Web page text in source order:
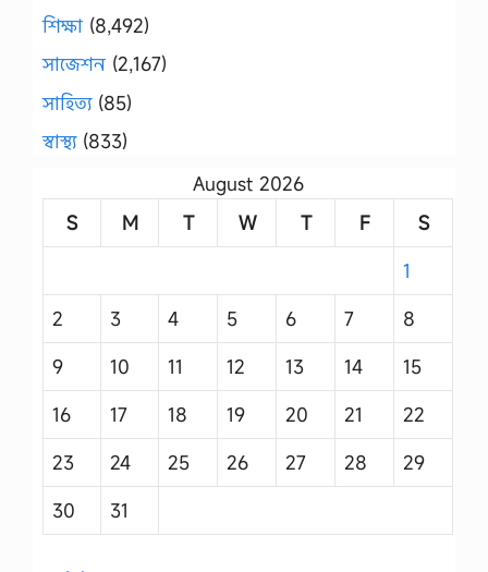
শিক্ষা (8,492)
সাজেশন (2,167)
সাহিত্য(85)
স্বাস্থ্য(833)
August 2026
S
M T W T F
S
1
2
3 4 5 6 7
8
9
10 11 12 13 14
15
16
17 18 19 20 21
22
23
24 25 26 27 28
29
30
31